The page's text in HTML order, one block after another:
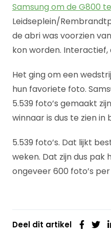
Samsung om de G800
Leidseplein/
de abri was voorzien
kon worden. Interactief,
Het ging om een
hun favoriete foto.
5.539 foto’s gemaakt
winnaar is dus te zien
5.539 foto’s. Dat lijkt
weken. Dat zijn dus pak
ongeveer 600 foto’s
Deel dit artikel